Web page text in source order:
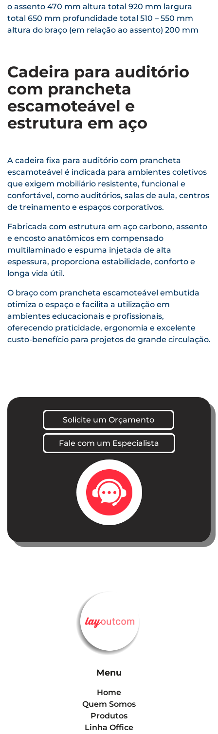
o assento 470 mm altura total 920 mm largura
total 650 mm profundidade total 510 – 550 mm
altura do braço (em relação ao assento) 200 mm
Cadeira para auditório
com prancheta
escamoteável e
estrutura em aço
A cadeira fixa para auditório com prancheta
escamoteável é indicada para ambientes coletivos
que exigem mobiliário resistente, funcional e
confortável, como auditórios, salas de aula, centros
de treinamento e espaços corporativos.
Fabricada com estrutura em aço carbono, assento
e encosto anatômicos em compensado
multilaminado e espuma injetada de alta
espessura, proporciona estabilidade, conforto e
longa vida útil.
O braço com prancheta escamoteável embutida
otimiza o espaço e facilita a utilização em
ambientes educacionais e profissionais,
oferecendo praticidade, ergonomia e excelente
custo-benefício para projetos de grande circulação.
Solicite um Orçamento
Fale com um Especialista
Menu
Home
Quem Somos
Produtos
Linha Office